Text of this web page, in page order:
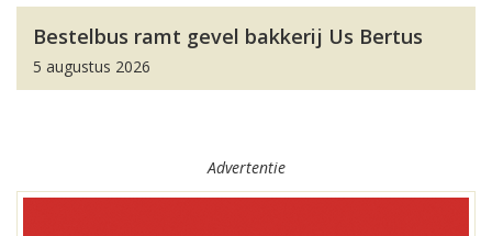
Bestelbus ramt gevel bakkerij Us Bertus
5 augustus 2026
Advertentie